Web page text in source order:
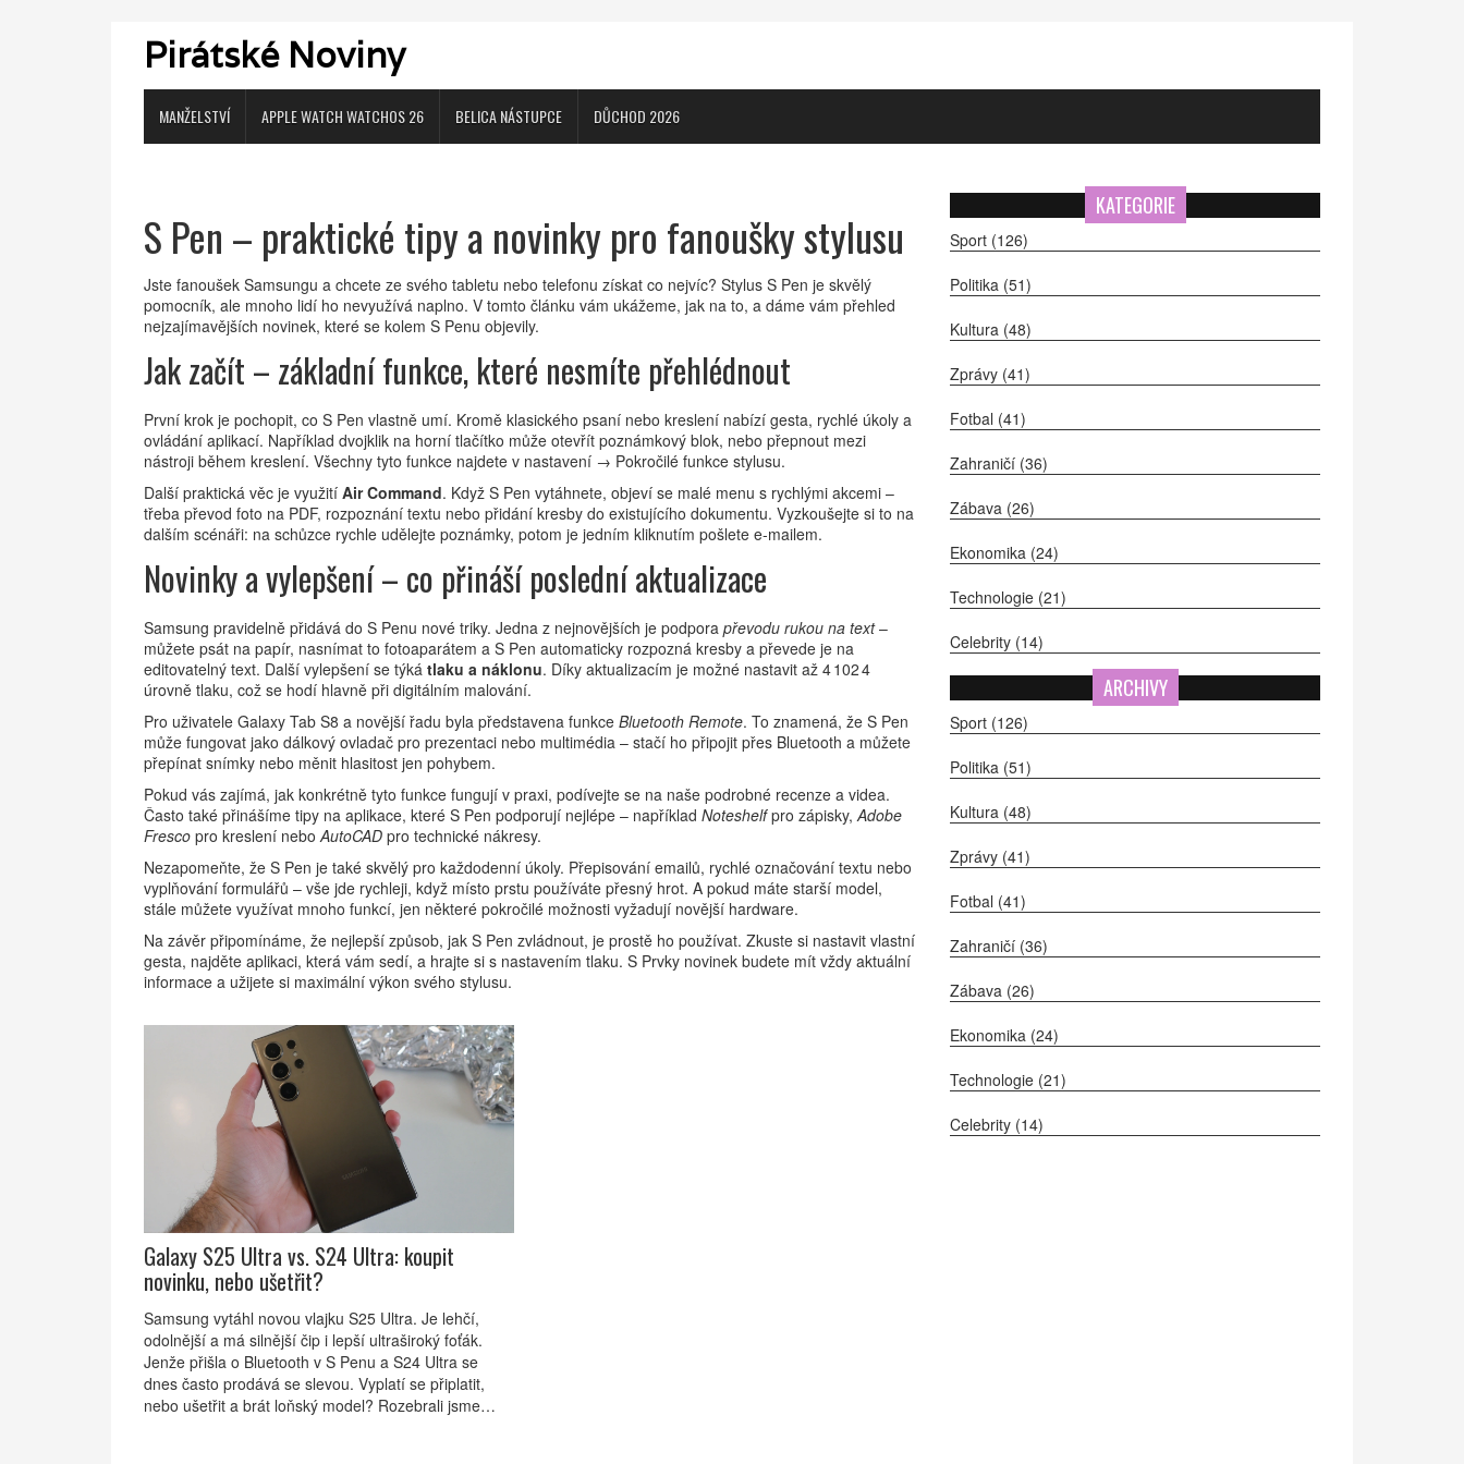
Pirátské Noviny
MANŽELSTVÍ APPLE WATCH WATCHOS 26 BELICA NÁSTUPCE DŮCHOD 2026
S Pen – praktické tipy a novinky pro fanoušky stylusu
Jste fanoušek Samsungu a chcete ze svého tabletu nebo telefonu získat co nejvíc? Stylus S Pen je skvělý
pomocník, ale mnoho lidí ho nevyužívá naplno. V tomto článku vám ukážeme, jak na to, a dáme vám přehled
nejzajímavějších novinek, které se kolem S Penu objevily.
Jak začít – základní funkce, které nesmíte přehlédnout
První krok je pochopit, co S Pen vlastně umí. Kromě klasického psaní nebo kreslení nabízí gesta, rychlé úkoly a
ovládání aplikací. Například dvojklik na horní tlačítko může otevřít poznámkový blok, nebo přepnout mezi
nástroji během kreslení. Všechny tyto funkce najdete v nastavení → Pokročilé funkce stylusu.
Další praktická věc je využití Air Command. Když S Pen vytáhnete, objeví se malé menu s rychlými akcemi –
třeba převod foto na PDF, rozpoznání textu nebo přidání kresby do existujícího dokumentu. Vyzkoušejte si to na
dalším scénáři: na schůzce rychle udělejte poznámky, potom je jedním kliknutím pošlete e‑mailem.
Novinky a vylepšení – co přináší poslední aktualizace
Samsung pravidelně přidává do S Penu nové triky. Jedna z nejnovějších je podpora převodu rukou na text–
můžete psát na papír, nasnímat to fotoaparátem a S Pen automaticky rozpozná kresby a převede je na
editovatelný text. Další vylepšení se týká tlaku a náklonu. Díky aktualizacím je možné nastavit až 4 102 4
úrovně tlaku, což se hodí hlavně při digitálním malování.
Pro uživatele Galaxy Tab S8 a novější řadu byla představena funkce Bluetooth Remote. To znamená, že S Pen
může fungovat jako dálkový ovladač pro prezentaci nebo multimédia – stačí ho připojit přes Bluetooth a můžete
přepínat snímky nebo měnit hlasitost jen pohybem.
Pokud vás zajímá, jak konkrétně tyto funkce fungují v praxi, podívejte se na naše podrobné recenze a videa.
Často také přinášíme tipy na aplikace, které S Pen podporují nejlépe – například Noteshelfpro zápisky,Adobe
Fresco pro kreslení neboAutoCAD pro technické nákresy.
Nezapomeňte, že S Pen je také skvělý pro každodenní úkoly. Přepisování emailů, rychlé označování textu nebo
vyplňování formulářů – vše jde rychleji, když místo prstu používáte přesný hrot. A pokud máte starší model,
stále můžete využívat mnoho funkcí, jen některé pokročilé možnosti vyžadují novější hardware.
Na závěr připomínáme, že nejlepší způsob, jak S Pen zvládnout, je prostě ho používat. Zkuste si nastavit vlastní
gesta, najděte aplikaci, která vám sedí, a hrajte si s nastavením tlaku. S Prvky novinek budete mít vždy aktuální
informace a užijete si maximální výkon svého stylusu.
Galaxy S25 Ultra vs. S24 Ultra: koupit
novinku, nebo ušetřit?
Samsung vytáhl novou vlajku S25 Ultra. Je lehčí,
odolnější a má silnější čip i lepší ultraširoký foťák.
Jenže přišla o Bluetooth v S Penu a S24 Ultra se
dnes často prodává se slevou. Vyplatí se připlatit,
nebo ušetřit a brát loňský model? Rozebrali jsme
KATEGORIE
Sport (126)
Politika (51)
Kultura (48)
Zprávy (41)
Fotbal (41)
Zahraničí (36)
Zábava (26)
Ekonomika (24)
Technologie (21)
Celebrity (14)
ARCHIVY
Sport (126)
Politika (51)
Kultura (48)
Zprávy (41)
Fotbal (41)
Zahraničí (36)
Zábava (26)
Ekonomika (24)
Technologie (21)
Celebrity (14)